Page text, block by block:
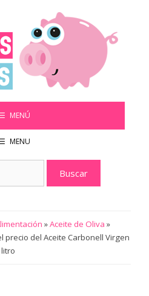
MENÚ
MENU
»Aceite de Oliva »
precio del Aceite Carbonell Virgen